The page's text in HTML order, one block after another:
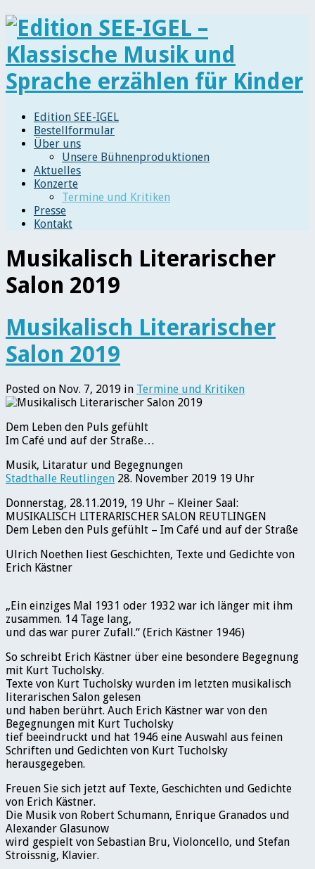
Edition SEE-IGEL
Bestellformular
Über uns
Unsere Bühnenproduktionen
Aktuelles
Konzerte
Termine und Kritiken
Presse
Kontakt
Musikalisch Literarischer
Salon 2019
Musikalisch Literarischer
Salon 2019
Posted on Nov. 7, 2019 in Termine und Kritiken
Dem Leben den Puls gefühlt
Im Café und auf der Straße…
Musik, Litaratur und Begegnungen
Stadthalle Reutlingen 28. November 2019 19 Uhr
Donnerstag, 28.11.2019, 19 Uhr – Kleiner Saal:
MUSIKALISCH LITERARISCHER SALON REUTLINGEN
Dem Leben den Puls gefühlt – Im Café und auf der Straße
Ulrich Noethen liest Geschichten, Texte und Gedichte von
Erich Kästner
„Ein einziges Mal 1931 oder 1932 war ich länger mit ihm
zusammen. 14 Tage lang,
und das war purer Zufall.“ (Erich Kästner 1946)
So schreibt Erich Kästner über eine besondere Begegnung
mit Kurt Tucholsky.
Texte von Kurt Tucholsky wurden im letzten musikalisch
literarischen Salon gelesen
und haben berührt. Auch Erich Kästner war von den
Begegnungen mit Kurt Tucholsky
tief beeindruckt und hat 1946 eine Auswahl aus feinen
Schriften und Gedichten von Kurt Tucholsky
herausgegeben.
Freuen Sie sich jetzt auf Texte, Geschichten und Gedichte
von Erich Kästner.
Die Musik von Robert Schumann, Enrique Granados und
Alexander Glasunow
wird gespielt von Sebastian Bru, Violoncello, und Stefan
Stroissnig, Klavier.